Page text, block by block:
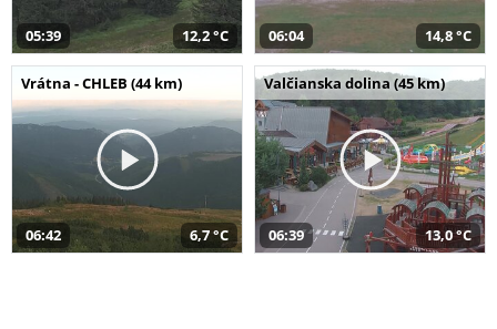
05:39 12,2 °C 06:04 14,8 °C
Vrátna - CHLEB (44 km)
06:42 6,7 °C
Valčianska dolina (45 km)
06:39 13,0 °C